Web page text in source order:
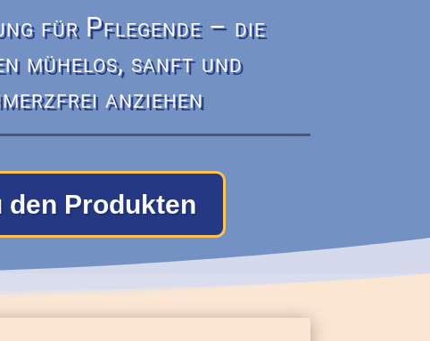
für Pflegende – die
mühelos, sanft und
anziehen
den Produkten